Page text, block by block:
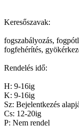
Keresőszavak:
fogszabályozás,
fogfehérítés,
Rendelés idő:
H: 9-16ig
K: 9-16ig
Sz: Bejelentkezés
Cs: 12-20ig
P: Nem rendel